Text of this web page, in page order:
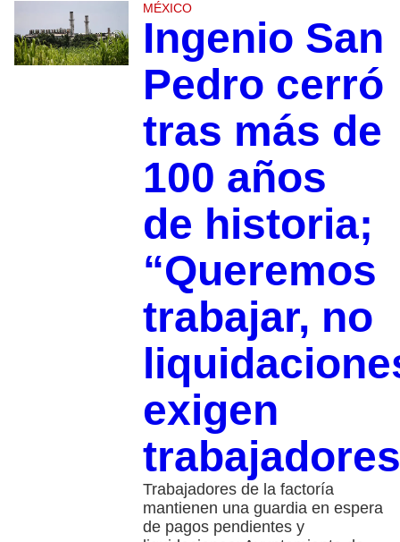
MÉXICO
Ingenio San
Pedro cerró
tras más de
100 años
de historia;
“Queremos
trabajar, no
exigen
trabajadores
Trabajadores de la factoría
mantienen una guardia en espera
de pagos pendientes y